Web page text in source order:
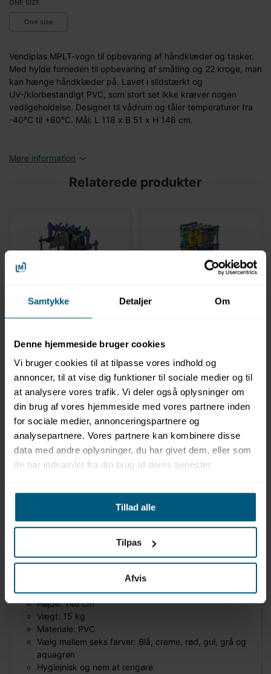
Samtykke Detaljer Om
Denne hjemmeside bruger cookies
Vi bruger cookies til at tilpasse vores indhold og
annoncer, til at vise dig funktioner til sociale medier og til
at analysere vores trafik. Vi deler også oplysninger om
din brug af vores hjemmeside med vores partnere inden
for sociale medier, annonceringspartnere og
analysepartnere. Vores partnere kan kombinere disse
data med andre oplysninger, du har givet dem, eller som
de har indsamlet fra din brug af deres tjenester.
Tillad alle
Tilpas
Afvis
ONE SIZE
One size
Vendiplas MPLT-vogn til opbevaring af håndklæder og tasker.
Med hylde forneden til opbevaring af småting og 22 kroge, man
kan hænge håndklæder på. Lavet i slidstærkt og
UV-/klorbestandigt PVC, som stort set ikke kræver nogen
vedligeholdelse. Designet til vådrum og tåler temperaturer fra
-40°C til +80°C. Mål: L 118 x B 51 x H 148 cm.
Mere information
Relaterede produkter
2216MPLB
Vogn til tasker og
120 cm | MPLB |
Vendiplas
MSL(30) | Vendiplas
Vogn til opbevaring af håndklæder/badekåber
Bredde: 51 cm
Højde: 148 cm
Vægt: 15 kg
Materiale: PVC
Vælg mellem seks farver: Blå, creme, rød, gul, grå og
aquagrøn
Hygiejnisk og nem at rengøre